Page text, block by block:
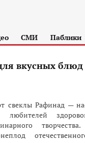
СМИ Паблики
вкусных блюд
свеклы Рафинад —
любителей